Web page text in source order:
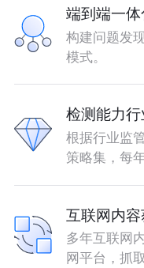
端到端一
构建问题发
模式。
检测能力
根据行业监
策略集，每
互联网内容
多年互联网
网平台，抓